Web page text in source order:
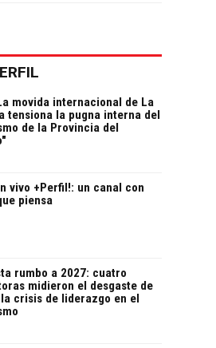
movida internacional de La
tensiona la pugna interna del
de la Provincia del
vivo +Perfil!: un canal con
piensa
rumbo a 2027: cuatro
midieron el desgaste de
crisis de liderazgo en el